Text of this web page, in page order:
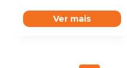
Ver mais